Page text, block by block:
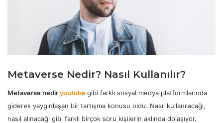
Metaverse Nedir? Nasıl Kullanılır?
Metaverse nediryoutubegibi farklı sosyal medya platformlarında
giderek yaygınlaşan bir tartışma konusu oldu. Nasıl kullanılacağı,
nasıl alınacağı gibi farklı birçok soru kişilerin aklında dolaşıyor.